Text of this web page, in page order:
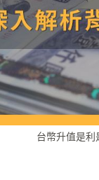
台幣升值是利